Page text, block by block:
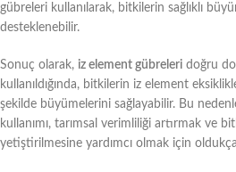
gübreleri kullanılarak, bitkilerin sağlıklı
desteklenebilir.
Sonuç olarak, iz element gübreleri doğru
kullanıldığında, bitkilerin iz element
şekilde büyümelerini sağlayabilir. Bu
kullanımı, tarımsal verimliliği artırmak ve
yetiştirilmesine yardımcı olmak için